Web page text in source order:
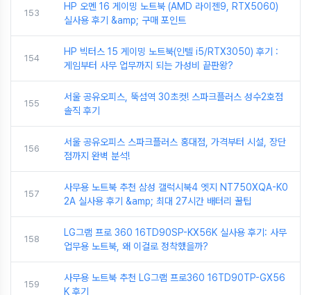
153
HP 오멘 16 게이밍 노트북 (AMD 라이젠9, RTX5060)
실사용 후기 &amp; 구매 포인트
154
HP 빅터스 15 게이밍 노트북(인텔 i5/RTX3050) 후기 :
게임부터 사무 업무까지 되는 가성비 끝판왕?
155
서울 공유오피스, 뚝섬역 30초컷! 스파크플러스 성수2호점
솔직 후기
156
서울 공유오피스 스파크플러스 홍대점, 가격부터 시설, 장단
점까지 완벽 분석!
157
사무용 노트북 추천 삼성 갤럭시북4 엣지 NT750XQA-K0
2A 실사용 후기 &amp; 최대 27시간 배터리 꿀팁
158
LG그램 프로 360 16TD90SP-KX56K 실사용 후기: 사무
업무용 노트북, 왜 이걸로 정착했을까?
159
사무용 노트북 추천 LG그램 프로360 16TD90TP-GX56
K 후기